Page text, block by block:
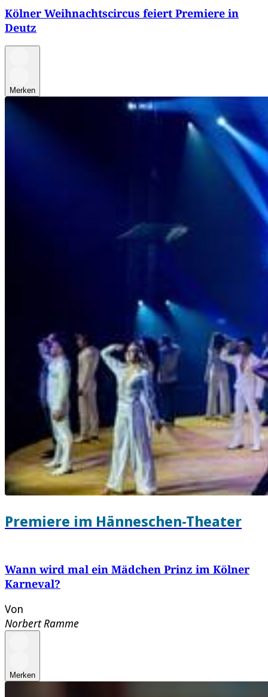
Kölner Weihnachtscircus feiert Premiere in
Deutz
Merken
Premiere im Hänneschen-Theater
Wann wird mal ein Mädchen Prinz im Kölner
Karneval?
Von
Norbert Ramme
Merken